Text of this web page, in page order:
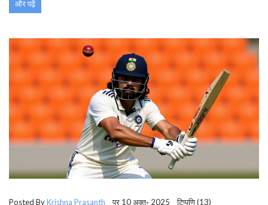
और पढ़ें
Posted ByKrishna Prasanth पर 10 अक्तू॰ 2025 टिप्पणि (13)